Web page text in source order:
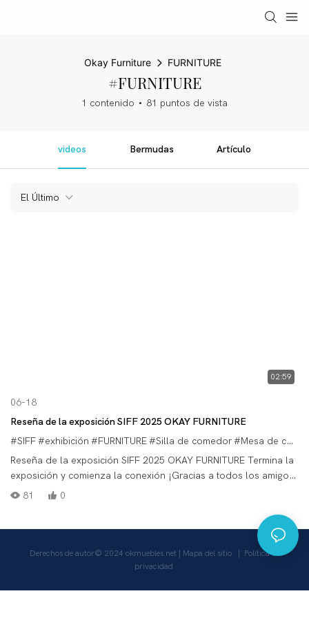
Okay Furniture FURNITURE
#FURNITURE
1 contenido 81 puntos de vista
videos Bermudas Artículo
El Último
02:59
06-18
Reseña de la exposición SIFF 2025 OKAY FURNITURE
#SIFF#exhibición #FURNITURE#Silla de comedor#Mesa de comedor
Reseña de la exposición SIFF 2025 OKAY FURNITURE Termina la
exposición y comienza la conexión ¡Gracias a todos los amigos
nuevos y viejos que visitaron el stand N4C08 y T05 de OKAY
contigo. Si está interesado en los productos que ve en la
exposición, prepararemos información detallada para usted y
esperamos tener la oportunidad de presentárselos en detalle.
Esperamos su respuesta y confiamos en que podamos
81 0
Derechos de autor© 2024 okmuebles.net Mapa del sitio
Política de
privacidad